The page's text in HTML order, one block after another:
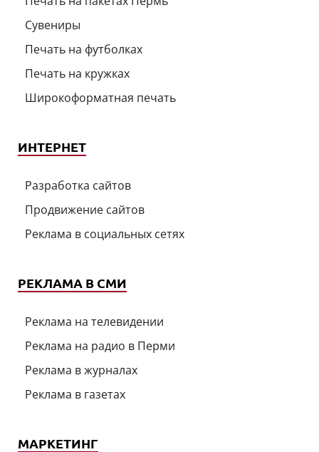
Сувениры
Печать на футболках
Печать на кружках
Широкоформатная печать
ИНТЕРНЕТ
Разработка сайтов
Продвижение сайтов
Реклама в социальных сетях
РЕКЛАМА В СМИ
Реклама на телевидении
Реклама на радио в Перми
Реклама в журналах
Реклама в газетах
МАРКЕТИНГ